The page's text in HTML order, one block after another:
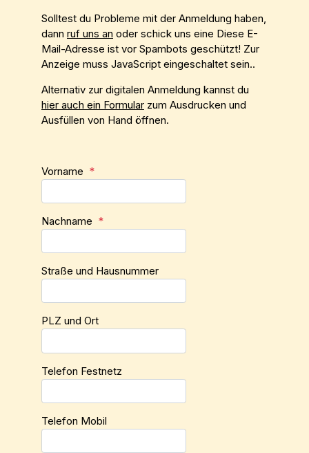
Solltest du Probleme mit der Anmeldung haben,
dann ruf uns an oder schick uns eine Diese E-
Mail-Adresse ist vor Spambots geschützt! Zur
Anzeige muss JavaScript eingeschaltet sein..
Alternativ zur digitalen Anmeldung kannst du
hier auch ein Formular zum Ausdrucken und
Ausfüllen von Hand öffnen.
Vorname *
Nachname *
Straße und Hausnummer
PLZ und Ort
Telefon Festnetz
Telefon Mobil